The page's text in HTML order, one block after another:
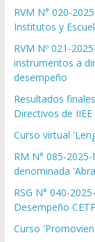
RVM N° 020-
Institutos y
RVM Nº 021-
instrumentos a
desempeño
Resultados
Directivos de
Curso virtual
RM N° 085-
denominada
RSG N° 040-
Desempeño
Curso